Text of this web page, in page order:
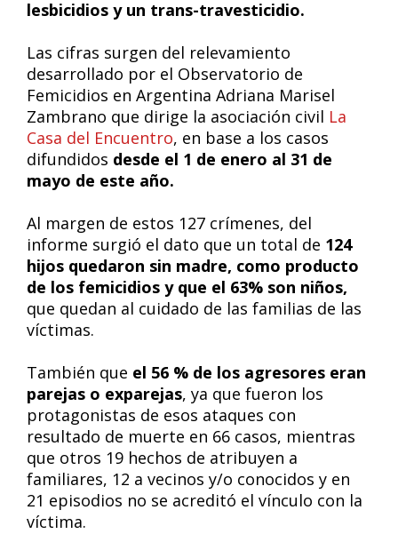
lesbicidios y un trans-travesticidio.
Las cifras surgen del relevamiento
desarrollado por el Observatorio de
Femicidios en Argentina Adriana Marisel
Zambrano que dirige la asociación civil La
Casa del Encuentro, en base a los casos
difundidos desde el 1 de enero al 31 de
mayo de este año.
Al margen de estos 127 crímenes, del
informe surgió el dato que un total de 124
hijos quedaron sin madre, como producto
de los femicidios y que el 63% son niños,
que quedan al cuidado de las familias de las
víctimas.
También que el 56 % de los agresores eran
parejas o exparejas, ya que fueron los
protagonistas de esos ataques con
resultado de muerte en 66 casos, mientras
que otros 19 hechos de atribuyen a
familiares, 12 a vecinos y/o conocidos y en
21 episodios no se acreditó el vínculo con la
víctima.